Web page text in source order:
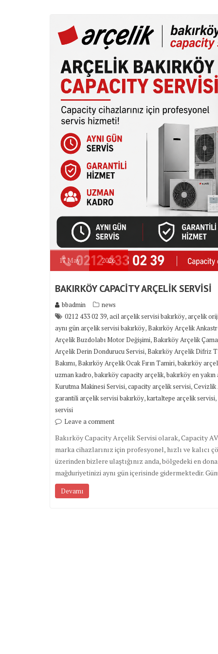
17May 2026
BAKIRKÖY CAPACİTY ARÇELİK SERVİSİ
bbadmin
news
0212 433 02 39,acil arçelik servisi bakırköy,arçelik
aynı gün arçelik servisi bakırköy,Bakırköy Arçelik
Arçelik Buzdolabı Motor Değişimi,Bakırköy Arçelik
Arçelik Derin Dondurucu Servisi,Bakırköy Arçelik Difriz
Bakımı,Bakırköy Arçelik Ocak Fırın Tamiri,bakırköy
uzman kadro,bakırköy capacity arçelik,bakırköy en
Kurutma Makinesi Servisi,capacity arçelik servisi,Cevizlik
garantili arçelik servisi bakırköy,kartaltepe arçelik servisi,
servisi
Leave a comment
Bakırköy Capacity Arçelik Servisi olarak, Capacity
marka cihazlarınız için profesyonel, hızlı ve kalıcı
üzerinden bizlere ulaştığınız anda, bölgedeki en
mağduriyetinizi aynı gün içerisinde gidermektedir.
Devamı